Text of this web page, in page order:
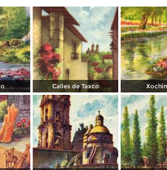
Calles de Taxco